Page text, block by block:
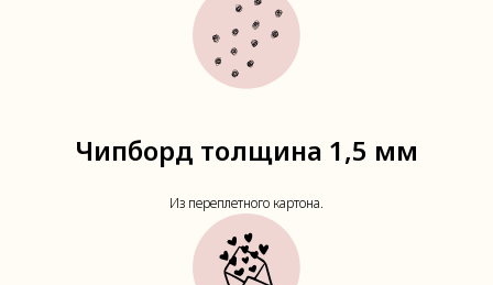
Чипборд толщина 1,5 мм
Из переплетного картона.